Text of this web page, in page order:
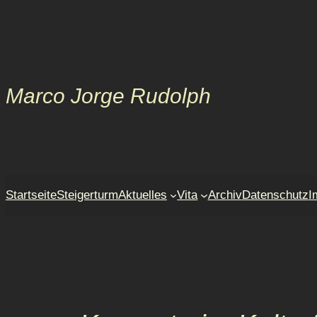
Marco Jorge Rudolph
StartseiteSteigerturmAktuelles Vita ArchivDatenschutz